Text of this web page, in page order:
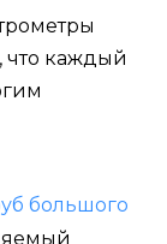
что каждый
большого